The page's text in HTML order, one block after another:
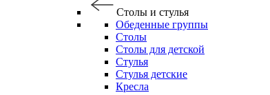
Столы и стулья
Обеденные группы
Столы
Столы для детской
Стулья
Стулья детские
Кресла